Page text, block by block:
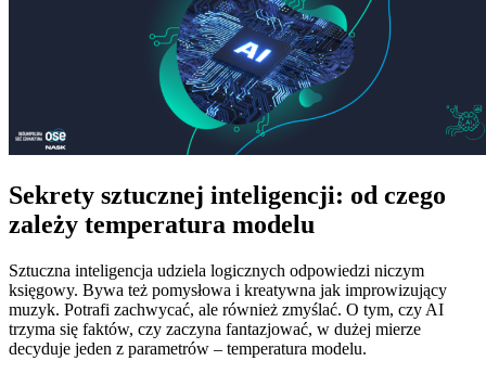
Sekrety sztucznej inteligencji: od czego
zależy temperatura modelu
Sztuczna inteligencja udziela logicznych odpowiedzi niczym
księgowy. Bywa też pomysłowa i kreatywna jak improwizujący
muzyk. Potrafi zachwycać, ale również zmyślać. O tym, czy AI
trzyma się faktów, czy zaczyna fantazjować, w dużej mierze
decyduje jeden z parametrów – temperatura modelu.